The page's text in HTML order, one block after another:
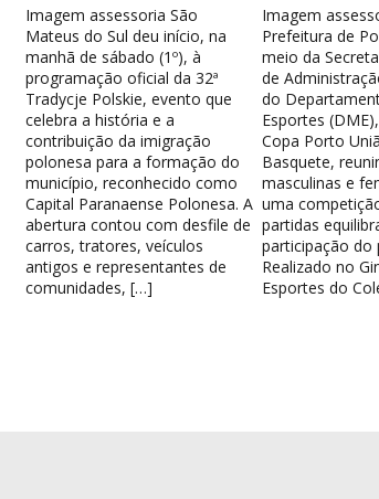
Imagem assessoria São
Mateus do Sul deu início, na
manhã de sábado (1º), à
programação oficial da 32ª
Tradycje Polskie, evento que
celebra a história e a
contribuição da imigração
polonesa para a formação do
município, reconhecido como
Capital Paranaense Polonesa. A
abertura contou com desfile de
carros, tratores, veículos
antigos e representantes de
comunidades, […]
Imagem
Prefeitura de
meio da
de
do
Esportes
Copa Porto
Basquete,
masculinas e
uma
partidas
participação do
Realizado no
Esportes do